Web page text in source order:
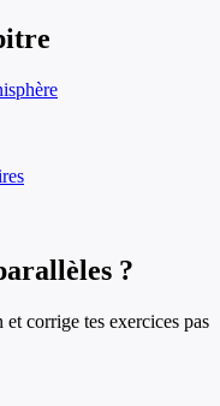
?
corrige tes exercices pas